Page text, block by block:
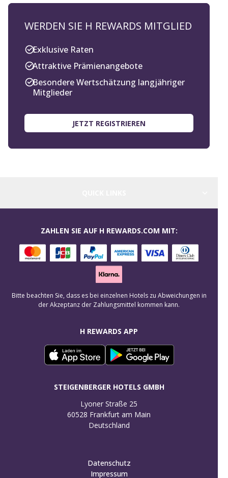
WERDEN SIE H REWARDS MITGLIED
Exklusive Raten
Attraktive Prämienangebote
Besondere Wertschätzung langjähriger
Mitglieder
JETZT REGISTRIEREN
H REWARDS APP
STEIGENBERGER HOTELS GMBH
Lyoner Straße 25
60528 Frankfurt am Main
Deutschland
ZAHLEN SIE AUF H REWARDS.COM MIT:
Bitte beachten Sie, dass es bei einzelnen Hotels zu Abweichungen in
der Akzeptanz der Zahlungsmittel kommen kann.
Datenschutz
Impressum